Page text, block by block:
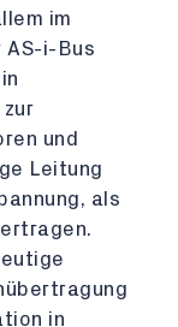
im
AS-i-Bus
und
Leitung
als
in